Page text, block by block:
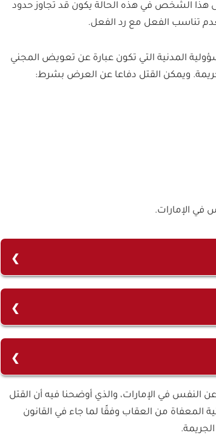
هذا الشخص في هذه الحالة يكون قد تجاوز حدود
تناسب الفعل مع رد الفعل.
المدنية التي تكون عبارة عن تعويض المجني
ويمكن القتل دفاعا عن العرض بشرط:
في الإمارات.
أو في عرضه.
أنثى بالإكراه أو هتك عرض أيّ شخص بالقوة.
العقاب إذا توافرت شروط حالة الدفاع عن
النفس في الإمارات، والذي أوضحنا فيه أن القتل
المعفاة من العقاب وفقًا لما جاء في القانون